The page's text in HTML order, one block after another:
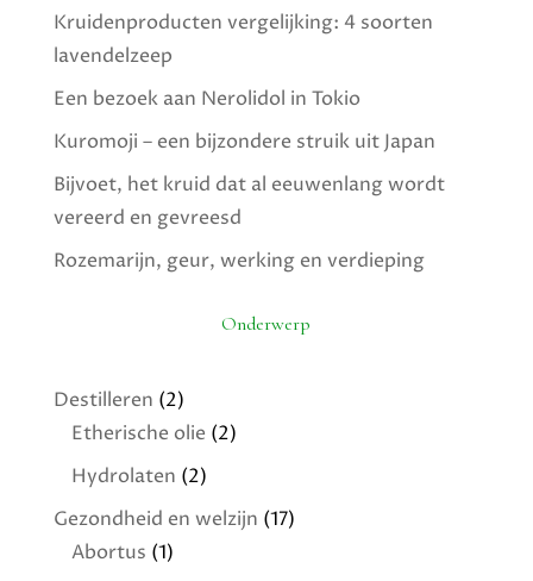
Kruidenproducten vergelijking: 4 soorten
lavendelzeep
Een bezoek aan Nerolidol in Tokio
Kuromoji – een bijzondere struik uit Japan
Bijvoet, het kruid dat al eeuwenlang wordt
vereerd en gevreesd
Rozemarijn, geur, werking en verdieping
Onderwerp
Destilleren (2)
Etherische olie (2)
Hydrolaten (2)
Gezondheid en welzijn (17)
Abortus (1)